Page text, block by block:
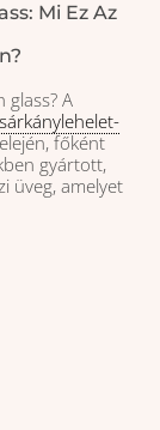
Mi Ez Az
glass? A
sárkánylehelet-
főként
gyártott,
üveg, amelyet